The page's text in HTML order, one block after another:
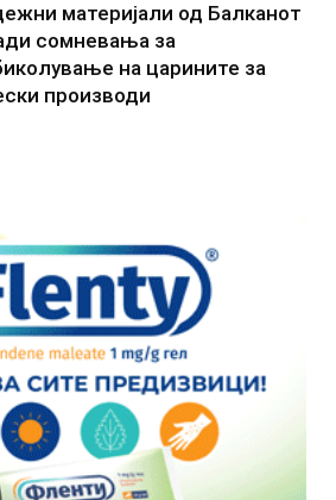
материјали од Балканот
сомневања за
на царините за
производи